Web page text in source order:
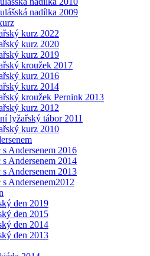
nadílka 2009
kurz 2022
kurz 2020
kurz 2019
kroužek 2017
kurz 2016
kurz 2014
kroužek Pernink 2013
kurz 2012
lyžařský tábor 2011
kurz 2010
s Andersenem 2016
s Andersenem 2014
s Andersenem 2013
Andersenem2012
den 2019
den 2015
den 2014
den 2013